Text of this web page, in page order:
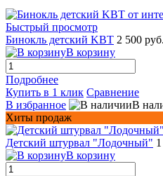
Быстрый просмотр
Бинокль детский KBT 2 500 руб.
В корзину
Подробнее
Купить в 1 клик Сравнение
В избранное
В
Хиты продаж
Детский штурвал "Лодочный"
В корзину